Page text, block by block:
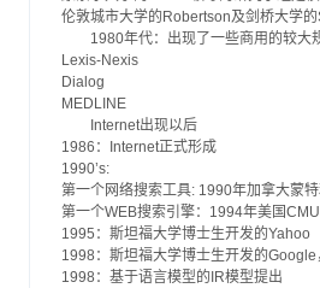
伦敦城市大学的Robertson及剑桥大学
1980年代：出现了一些商用的较大
Lexis-Nexis
Dialog
MEDLINE
Internet出现以后
1986：Internet正式形成
1990’s:
第一个网络搜索工具: 1990年加拿大蒙
第一个WEB搜索引擎：1994年美国
1995：斯坦福大学博士生开发的Yahoo
1998：斯坦福大学博士生开发的
1998：基于语言模型的IR模型提出